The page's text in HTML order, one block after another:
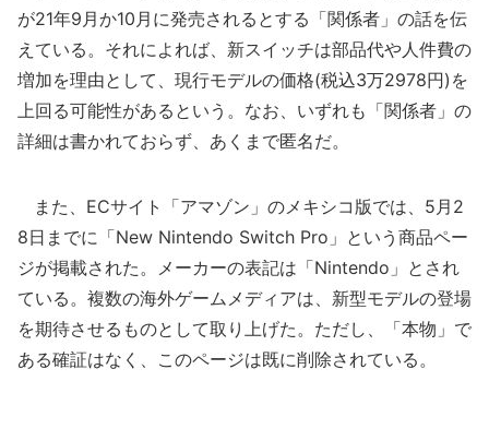
が21年9月か10月に発売されるとする「関係者」の話を伝
えている。それによれば、新スイッチは部品代や人件費の
増加を理由として、現行モデルの価格(税込3万2978円)を
上回る可能性があるという。なお、いずれも「関係者」の
詳細は書かれておらず、あくまで匿名だ。
また、ECサイト「アマゾン」のメキシコ版では、5月2
8日までに「New Nintendo Switch Pro」という商品ペー
ジが掲載された。メーカーの表記は「Nintendo」とされ
ている。複数の海外ゲームメディアは、新型モデルの登場
を期待させるものとして取り上げた。ただし、「本物」で
ある確証はなく、このページは既に削除されている。